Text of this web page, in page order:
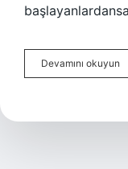
Devamını okuyun